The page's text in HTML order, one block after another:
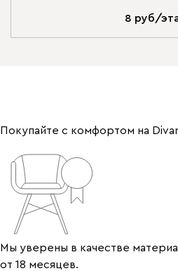
8 руб/
Покупайте с комфортом на
Мы уверены в качестве
от 18 месяцев.